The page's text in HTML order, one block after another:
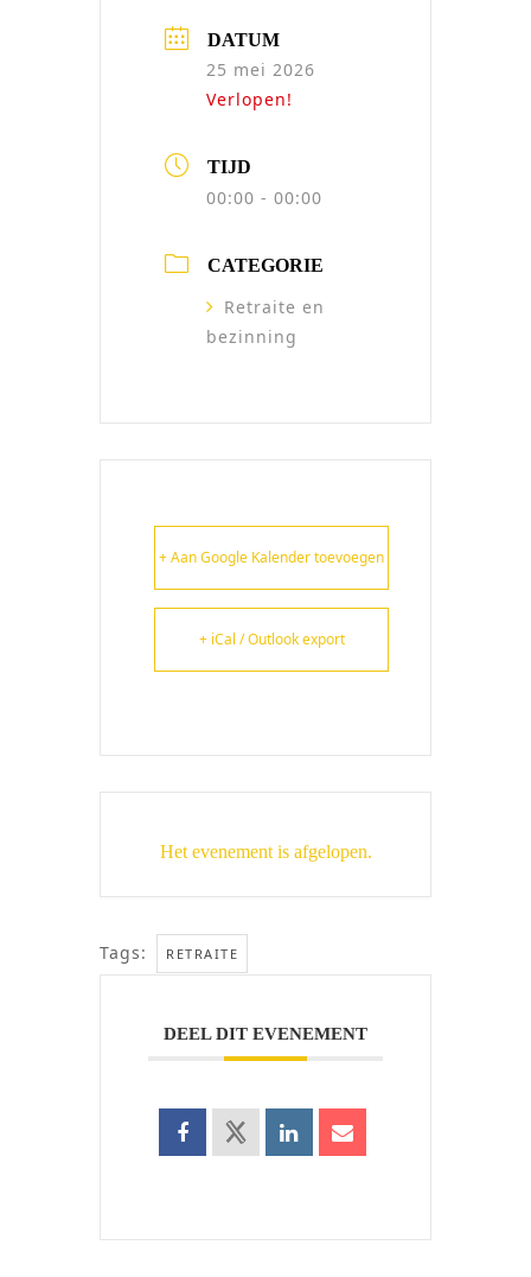
DATUM
25 mei 2026
Verlopen!
TIJD
00:00 - 00:00
CATEGORIE
Retraite en
bezinning
+ Aan Google Kalender toevoegen
+ iCal / Outlook export
Het evenement is afgelopen.
Tags: RETRAITE
DEEL DIT EVENEMENT